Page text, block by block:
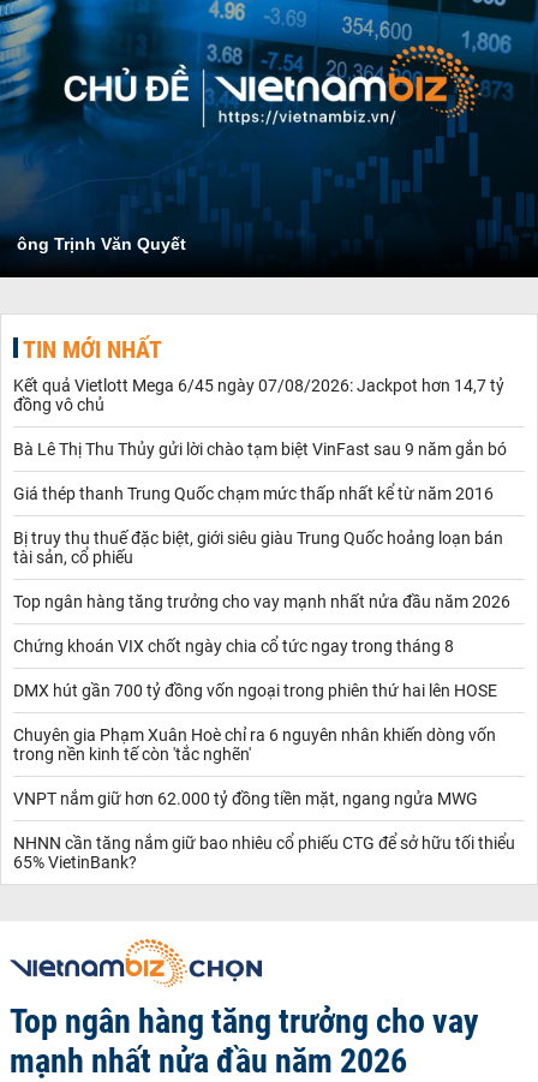
ông Trịnh Văn Quyết
TIN MỚI NHẤT
Kết quả Vietlott Mega 6/45 ngày 07/08/2026: Jackpot hơn 14,7 tỷ
đồng vô chủ
Bà Lê Thị Thu Thủy gửi lời chào tạm biệt VinFast sau 9 năm gắn bó
Giá thép thanh Trung Quốc chạm mức thấp nhất kể từ năm 2016
Bị truy thu thuế đặc biệt, giới siêu giàu Trung Quốc hoảng loạn bán
tài sản, cổ phiếu
Top ngân hàng tăng trưởng cho vay mạnh nhất nửa đầu năm 2026
Chứng khoán VIX chốt ngày chia cổ tức ngay trong tháng 8
DMX hút gần 700 tỷ đồng vốn ngoại trong phiên thứ hai lên HOSE
Chuyên gia Phạm Xuân Hoè chỉ ra 6 nguyên nhân khiến dòng vốn
trong nền kinh tế còn 'tắc nghẽn'
VNPT nắm giữ hơn 62.000 tỷ đồng tiền mặt, ngang ngửa MWG
NHNN cần tăng nắm giữ bao nhiêu cổ phiếu CTG để sở hữu tối thiểu
65% VietinBank?
Top ngân hàng tăng trưởng cho vay
mạnh nhất nửa đầu năm 2026